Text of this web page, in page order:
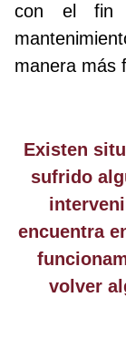
con el fin
manera más
Existen
sufrido
encuentra
volver